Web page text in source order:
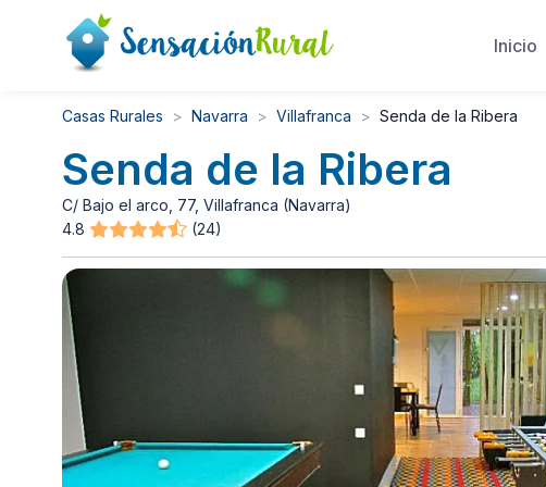
Inicio
Casas Rurales Navarra Villafranca Senda de la Ribera
Senda de la Ribera
C/ Bajo el arco, 77, Villafranca (Navarra)
4.8
(24)